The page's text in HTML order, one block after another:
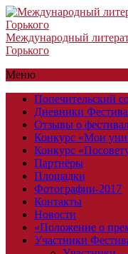
Международный
Горького
Меню
Попечительский
Дневники
Отзывы о
Конкурс «Мои
Конкурс
Партнёры
Площадки
Фотографии-2017
Контакты
Новости
«Положение о
Участники